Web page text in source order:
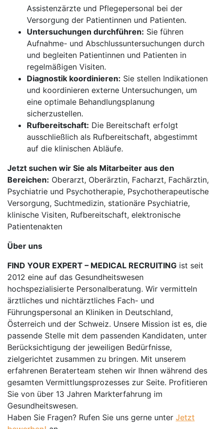
Assistenzärzte und Pflegepersonal bei der
Versorgung der Patientinnen und Patienten.
Untersuchungen durchführen: Sie führen
Aufnahme- und Abschlussuntersuchungen durch
und begleiten Patientinnen und Patienten in
regelmäßigen Visiten.
Diagnostik koordinieren: Sie stellen Indikationen
und koordinieren externe Untersuchungen, um
eine optimale Behandlungsplanung
sicherzustellen.
Rufbereitschaft: Die Bereitschaft erfolgt
ausschließlich als Rufbereitschaft, abgestimmt
auf die klinischen Abläufe.
Jetzt suchen wir Sie als Mitarbeiter aus den
Bereichen: Oberarzt, Oberärztin, Facharzt, Fachärztin,
Psychiatrie und Psychotherapie, Psychotherapeutische
Versorgung, Suchtmedizin, stationäre Psychiatrie,
klinische Visiten, Rufbereitschaft, elektronische
Patientenakten
Über uns
FIND YOUR EXPERT – MEDICAL RECRUITING ist seit
2012 eine auf das Gesundheitswesen
hochspezialisierte Personalberatung. Wir vermitteln
ärztliches und nichtärztliches Fach- und
Führungspersonal an Kliniken in Deutschland,
Österreich und der Schweiz. Unsere Mission ist es, die
passende Stelle mit dem passenden Kandidaten, unter
Berücksichtigung der jeweiligen Bedürfnisse,
zielgerichtet zusammen zu bringen. Mit unserem
erfahrenen Beraterteam stehen wir Ihnen während des
gesamten Vermittlungsprozesses zur Seite. Profitieren
Sie von über 13 Jahren Markterfahrung im
Gesundheitswesen.
Haben Sie Fragen? Rufen Sie uns gerne unter Jetzt